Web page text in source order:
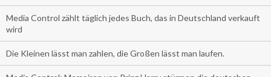
Media Control zählt täglich jedes Buch, das in Deutschland verkauft
wird
Die Kleinen lässt man zahlen, die Großen lässt man laufen.